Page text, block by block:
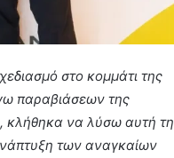
στο κομμάτι της
παραβιάσεων της
κλήθηκα να λύσω αυτή τη
των αναγκαίων